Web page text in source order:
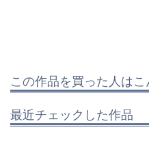
この作品を買った人は
最近チェックした作品